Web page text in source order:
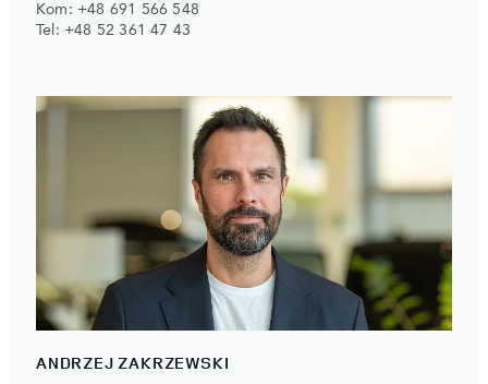
Kom: +48 691 566 548
Tel: +48 52 361 47 43
ANDRZEJ ZAKRZEWSKI